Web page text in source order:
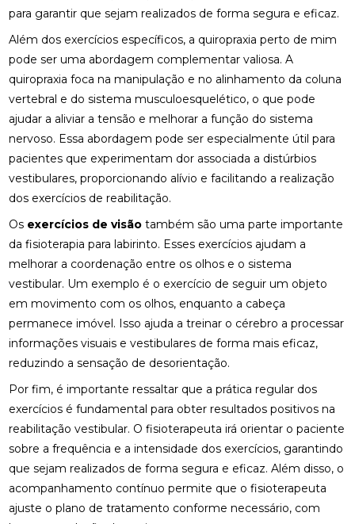
para garantir que sejam realizados de forma segura e eficaz.
Além dos exercícios específicos, a quiropraxia perto de mim
pode ser uma abordagem complementar valiosa. A
quiropraxia foca na manipulação e no alinhamento da coluna
vertebral e do sistema musculoesquelético, o que pode
ajudar a aliviar a tensão e melhorar a função do sistema
nervoso. Essa abordagem pode ser especialmente útil para
pacientes que experimentam dor associada a distúrbios
vestibulares, proporcionando alívio e facilitando a realização
dos exercícios de reabilitação.
Os exercícios de visão também são uma parte importante
da fisioterapia para labirinto. Esses exercícios ajudam a
melhorar a coordenação entre os olhos e o sistema
vestibular. Um exemplo é o exercício de seguir um objeto
em movimento com os olhos, enquanto a cabeça
permanece imóvel. Isso ajuda a treinar o cérebro a processar
informações visuais e vestibulares de forma mais eficaz,
reduzindo a sensação de desorientação.
Por fim, é importante ressaltar que a prática regular dos
exercícios é fundamental para obter resultados positivos na
reabilitação vestibular. O fisioterapeuta irá orientar o paciente
sobre a frequência e a intensidade dos exercícios, garantindo
que sejam realizados de forma segura e eficaz. Além disso, o
acompanhamento contínuo permite que o fisioterapeuta
ajuste o plano de tratamento conforme necessário, com
TRANSFORMAR SUA SAÚDE
DESCUBRA O PREÇO DA PALMILHA ORTOPÉDICA E
COMO ESCOLHER A IDEAL
DESCUBRA O PREÇO DA PALMILHA ORTOPÉDICA E
COMO ESCOLHER A MELHOR
DESCUBRA O PREÇO DA PALMILHA PARA PÉ CHATO
E COMO ESCOLHER A IDEAL
DESCUBRA O PREÇO DA PALMILHA SOB MEDIDA: 6
FATORES IMPORTANTES
DESCUBRA O PREÇO DA PALMILHA SOB MEDIDA: 6
FATORES QUE INFLUENCIAM
DESCUBRA O PREÇO DAS PALMILHAS PARA
FASCITE PLANTAR E COMO ESCOLHER A IDEAL
DESCUBRA ONDE FAZER FISIOTERAPIA
RESPIRATÓRIA COM QUALIDADE E SEGURANÇA
DESCUBRA OS BENEFÍCIOS DA ACUPUNTURA RJ
PARA A SUA SAÚDE
DESCUBRA OS BENEFÍCIOS DA ACUPUNTURA RJ
PARA SUA SAÚDE E BEM-ESTAR
DESCUBRA OS BENEFÍCIOS DA CLÍNICA DE